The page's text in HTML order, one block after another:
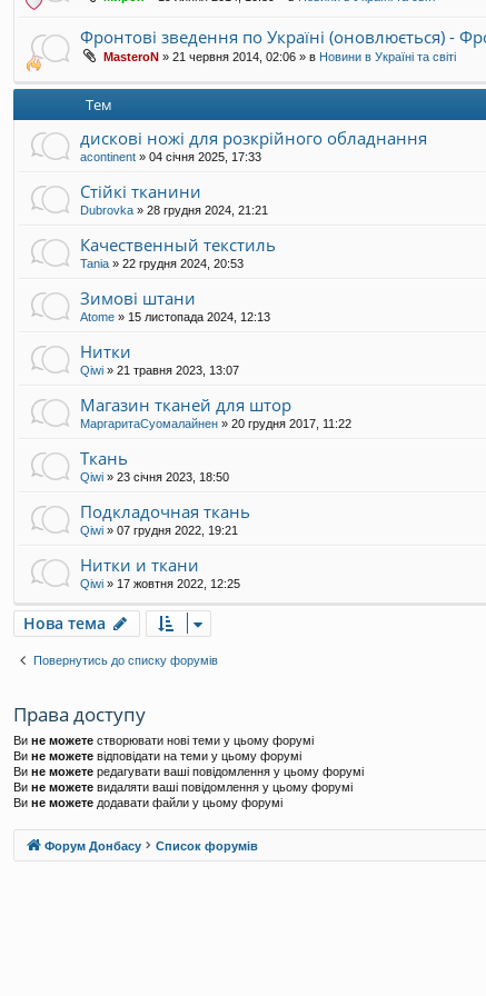
Фронтові зведення по Україні (оновлюється) -
MasteroN » 21 червня 2014, 02:06 » в Новини в Україні та світі
Тем
дискові ножі для розкрійного обладнання
acontinent » 04 січня 2025, 17:33
Стійкі тканини
Dubrovka » 28 грудня 2024, 21:21
Качественный текстиль
Tania » 22 грудня 2024, 20:53
Зимові штани
Atome » 15 листопада 2024, 12:13
Нитки
Qiwi » 21 травня 2023, 13:07
Магазин тканей для штор
МаргаритаСуомалайнен » 20 грудня 2017, 11:22
Ткань
Qiwi » 23 січня 2023, 18:50
Подкладочная ткань
Qiwi » 07 грудня 2022, 19:21
Нитки и ткани
Qiwi » 17 жовтня 2022, 12:25
Нова тема
Повернутись до списку форумів
Права доступу
Ви не можете створювати нові теми у цьому форумі
Ви не можете відповідати на теми у цьому форумі
Ви не можете редагувати ваші повідомлення у цьому форумі
Ви не можете видаляти ваші повідомлення у цьому форумі
Ви не можете додавати файли у цьому форумі
Форум Донбасу Список форумів